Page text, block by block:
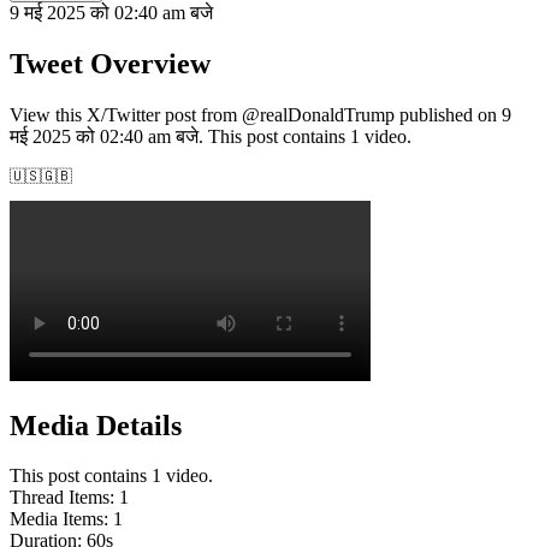
9 मई 2025 को 02:40 am बजे
Tweet Overview
View this X/Twitter post from @realDonaldTrump published on 9
मई 2025 को 02:40 am बजे. This post contains 1 video.
🇺🇸🇬🇧
Media Details
This post contains 1 video.
Thread Items: 1
Media Items: 1
Duration: 60s